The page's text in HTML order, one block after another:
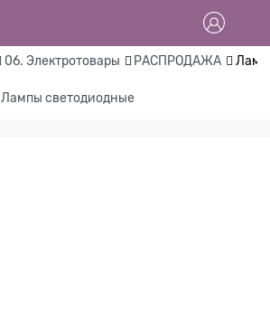
06. Электротовары РАСПРОДАЖА
Лампы светодиодные